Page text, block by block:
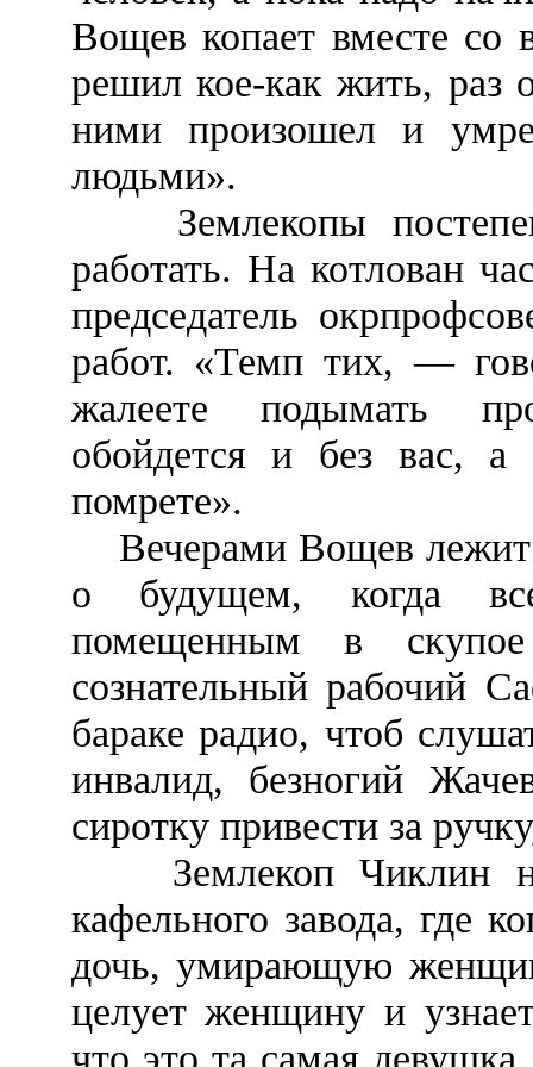
Вощев копает вместе со
решил кое-как жить, раз
ними произошел и
людьми».
Землекопы
работать. На котлован
председатель
работ. «Темп тих, —
жалеете подымать
обойдется и без вас,
помрете».
Вечерами Вощев лежит
о будущем, когда
помещенным в скупое
сознательный рабочий
бараке радио, чтоб
инвалид, безногий
сиротку привести за
Землекоп Чиклин
кафельного завода, где
дочь, умирающую
целует женщину и